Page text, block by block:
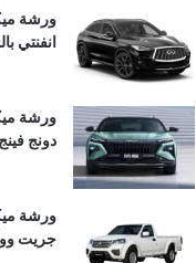
ورشة
انفنتي
ورشة
دونج
ورشة
جريت